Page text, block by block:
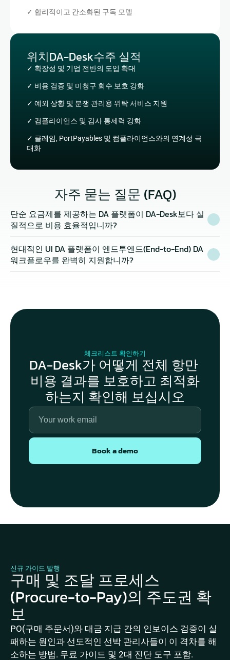
✓ 합리적이고 간소화된 구독 모델
위치DA-Desk수주 실적
✓ 확장성 및 기업 전반의 도입 확대
✓ 비용 검증 및 미청구 회수 보호 강화
✓ 예외 상황 및 분쟁 관리용 위탁 서비스 지원
✓ 컴플라이언스 및 감사 통제력 강화
✓ 클레임, PortPayables 및 컴플라이언스와의 연계성 극
대화
자주 묻는 질문 (FAQ)
단순 요금제를 제공하는 DA 플랫폼이 DA-Desk보다 실
질적으로 비용 효율적입니까?
현대적인 UI DA 플랫폼이 엔드투엔드(End-to-End) DA
워크플로우를 완벽히 지원합니까?
체크리스트 확인하기
DA-Desk가 어떻게 전체 항만
비용 결과를 보호하고 최적화
하는지 확인해 보십시오
Book a demo
신규 가이드 발행
구매 및 조달 프로세스
(Procure-to-Pay)의 주도권 확
보
PO(구매 주문서)와 대금 지급 간의 인보이스 검증이 실
패하는 원인과 선도적인 선박 관리사들이 이 격차를 해
소하는 방법. 무료 가이드 및 2대 진단 도구 포함.